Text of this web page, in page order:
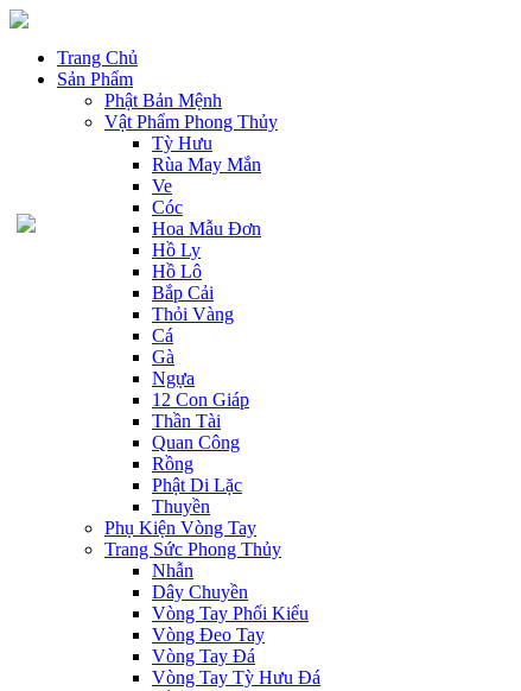
Trang Chủ
Sản Phẩm
Phật Bản Mệnh
Vật Phẩm Phong Thủy
Tỳ Hưu
Rùa May Mắn
Ve
Cóc
Hoa Mẫu Đơn
Hồ Ly
Hồ Lô
Bắp Cải
Thỏi Vàng
Cá
Gà
Ngựa
12 Con Giáp
Thần Tài
Quan Công
Rồng
Phật Di Lặc
Thuyền
Phụ Kiện Vòng Tay
Trang Sức Phong Thủy
Nhẫn
Dây Chuyền
Vòng Tay Phối Kiểu
Vòng Đeo Tay
Vòng Tay Đá
Vòng Tay Tỳ Hưu Đá